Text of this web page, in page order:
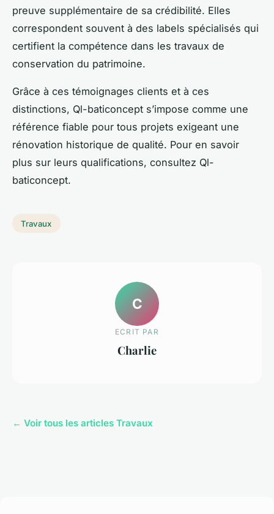
preuve supplémentaire de sa crédibilité. Elles
correspondent souvent à des labels spécialisés qui
certifient la compétence dans les travaux de
conservation du patrimoine.
Grâce à ces témoignages clients et à ces
distinctions, Ql-baticoncept s’impose comme une
référence fiable pour tous projets exigeant une
rénovation historique de qualité. Pour en savoir
plus sur leurs qualifications, consultez Ql-
baticoncept.
Travaux
C
ECRIT PAR
Charlie
← Voir tous les articles Travaux